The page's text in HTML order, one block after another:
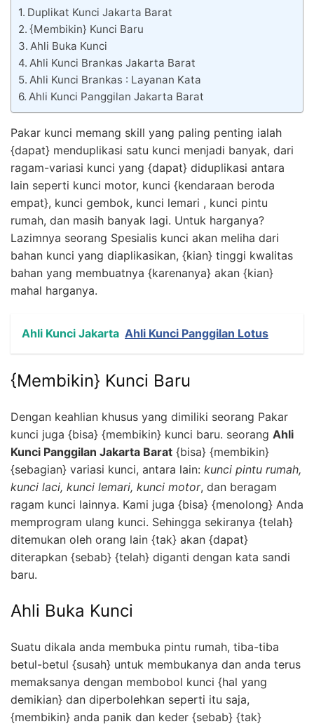
Duplikat Kunci Jakarta Barat
{Membikin} Kunci Baru
Ahli Buka Kunci
Ahli Kunci Brankas Jakarta Barat
Ahli Kunci Brankas : Layanan Kata
Ahli Kunci Panggilan Jakarta Barat
Pakar kunci memang skill yang paling penting ialah
{dapat} menduplikasi satu kunci menjadi banyak, dari
ragam-variasi kunci yang {dapat} diduplikasi antara
lain seperti kunci motor, kunci {kendaraan beroda
empat}, kunci gembok, kunci lemari , kunci pintu
rumah, dan masih banyak lagi. Untuk harganya?
Lazimnya seorang Spesialis kunci akan meliha dari
bahan kunci yang diaplikasikan, {kian} tinggi kwalitas
bahan yang membuatnya {karenanya} akan {kian}
mahal harganya.
Ahli Kunci Jakarta Ahli Kunci Panggilan Lotus
{Membikin} Kunci Baru
Dengan keahlian khusus yang dimiliki seorang Pakar
kunci juga {bisa} {membikin} kunci baru. seorang Ahli
Kunci Panggilan Jakarta Barat {bisa} {membikin}
{sebagian} variasi kunci, antara lain: kunci pintu rumah,
kunci laci, kunci lemari, kunci motor, dan beragam
ragam kunci lainnya. Kami juga {bisa} {menolong} Anda
memprogram ulang kunci. Sehingga sekiranya {telah}
ditemukan oleh orang lain {tak} akan {dapat}
diterapkan {sebab} {telah} diganti dengan kata sandi
baru.
Ahli Buka Kunci
Suatu dikala anda membuka pintu rumah, tiba-tiba
betul-betul {susah} untuk membukanya dan anda terus
memaksanya dengan membobol kunci {hal yang
demikian} dan diperbolehkan seperti itu saja,
{membikin} anda panik dan keder {sebab} {tak}